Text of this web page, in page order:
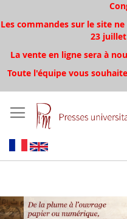
Les commandes sur le site
23
La vente en ligne sera à
Toute l'équipe vous